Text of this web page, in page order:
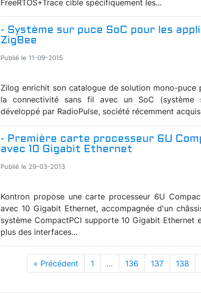
FreeRTOS+Trace cible spécifiquement les...
- Système sur puce SoC pour les
ZigBee
Publié le 11-09-2015
Zilog enrichit son catalogue de solution mono-puce
la connectivité sans fil avec un SoC (système
développé par RadioPulse, société récemment
- Première carte processeur 6U
avec 10 Gigabit Ethernet
Publié le 29-03-2013
Kontron propose une carte processeur 6U
avec 10 Gigabit Ethernet, accompagnée d'un
système CompactPCI supporte 10 Gigabit Ethernet
plus des interfaces...
« Précédent 1 … 136 137 138